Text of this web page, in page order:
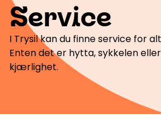
Spisesteder
Service
Kalender
Service
I Trysil kan du finne service for
Enten det er hytta, sykkelen
kjærlighet.